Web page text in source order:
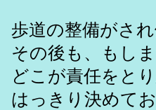
歩道の整備がさ
その後も、もし
どこが責任をと
はっきり決めて